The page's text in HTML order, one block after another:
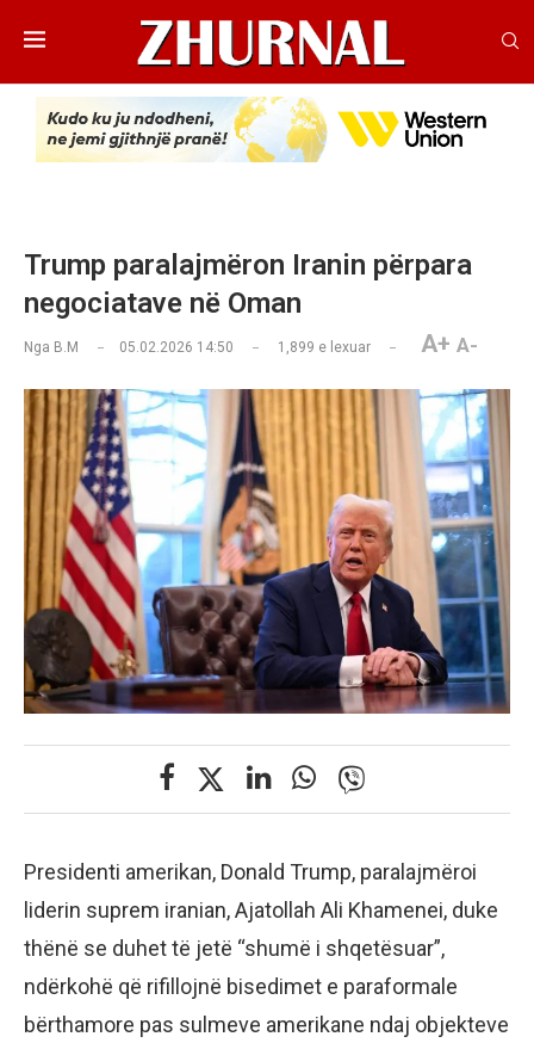
Trump paralajmëron Iranin përpara
negociatave në Oman
Nga B.M 05.02.2026 14:50 1,899 e lexuar A+ A-
Presidenti amerikan, Donald Trump, paralajmëroi
liderin suprem iranian, Ajatollah Ali Khamenei, duke
thënë se duhet të jetë “shumë i shqetësuar”,
ndërkohë që rifillojnë bisedimet e paraformale
bërthamore pas sulmeve amerikane ndaj objekteve